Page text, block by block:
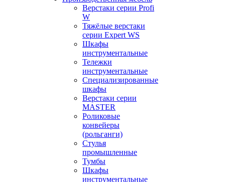
Верстаки серии Profi
W
Тяжёлые верстаки
серии Expert WS
Шкафы
инструментальные
Тележки
инструментальные
Cпециализированные
шкафы
Верстаки серии
MASTER
Роликовые
конвейеры
(рольганги)
Стулья
промышленные
Тумбы
Шкафы
инструментальные